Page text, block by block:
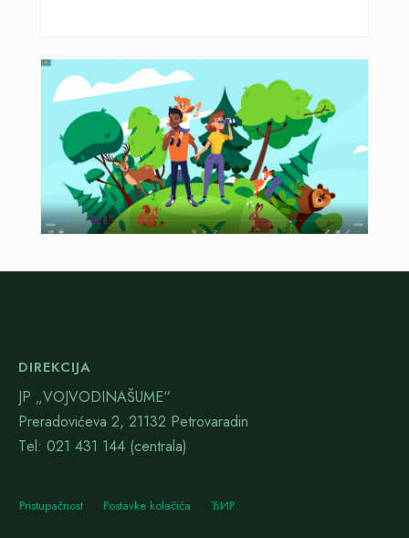
DIREKCIJA
JP „VOJVODINAŠUME“
Preradovićeva 2, 21132 Petrovaradin
Тel: 021 431 144 (centrala)
Pristupačnost Postavke kolačića ЋИР